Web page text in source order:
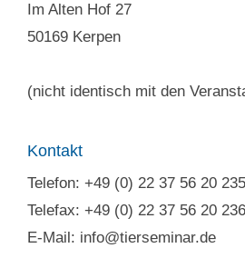
Im Alten Hof 27
50169 Kerpen
(nicht identisch mit den
Kontakt
Telefon: +49 (0) 22 37 56 20 235
Telefax: +49 (0) 22 37 56 20 236
E-Mail: info@tierseminar.de